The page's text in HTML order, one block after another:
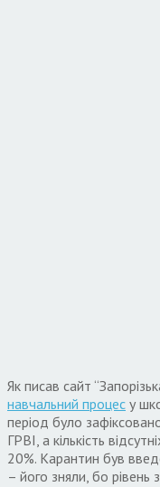
Як писав сайт
навчальний процес у
період було
ГРВІ, а кількість
20%. Карантин був
– його зняли, бо рівень